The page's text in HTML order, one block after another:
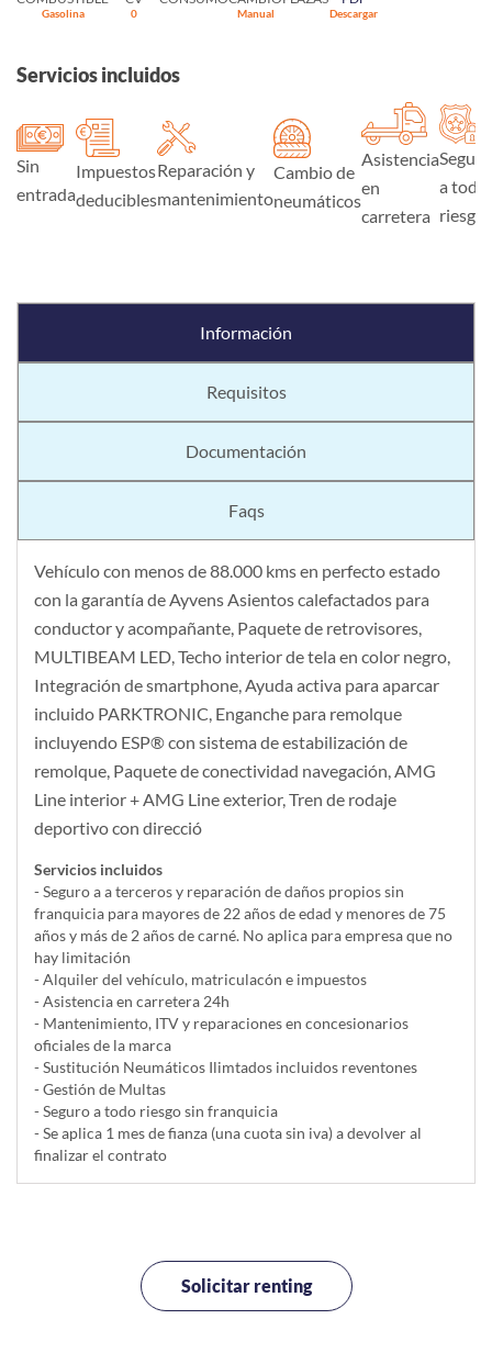
Gasolina 0 Manual Descargar
Servicios incluidos
Sin
entrada
Impuestos
deducibles
Reparación y
mantenimiento
Cambio de
neumáticos
Asistencia
en
carretera
Seguro
a todo
riesgo
Información
Requisitos
Documentación
Faqs
Vehículo con menos de 88.000 kms en perfecto estado
con la garantía de Ayvens Asientos calefactados para
conductor y acompañante, Paquete de retrovisores,
MULTIBEAM LED, Techo interior de tela en color negro,
Integración de smartphone, Ayuda activa para aparcar
incluido PARKTRONIC, Enganche para remolque
incluyendo ESP® con sistema de estabilización de
remolque, Paquete de conectividad navegación, AMG
Line interior + AMG Line exterior, Tren de rodaje
deportivo con direcció
Servicios incluidos
- Seguro a a terceros y reparación de daños propios sin
franquicia para mayores de 22 años de edad y menores de 75
años y más de 2 años de carné. No aplica para empresa que no
hay limitación
- Alquiler del vehí­culo, matriculacón e impuestos
- Asistencia en carretera 24h
- Mantenimiento, ITV y reparaciones en concesionarios
oficiales de la marca
- Sustitución Neumáticos Ilimtados incluidos reventones
- Gestión de Multas
- Seguro a todo riesgo sin franquicia
- Se aplica 1 mes de fianza (una cuota sin iva) a devolver al
finalizar el contrato
Solicitar renting